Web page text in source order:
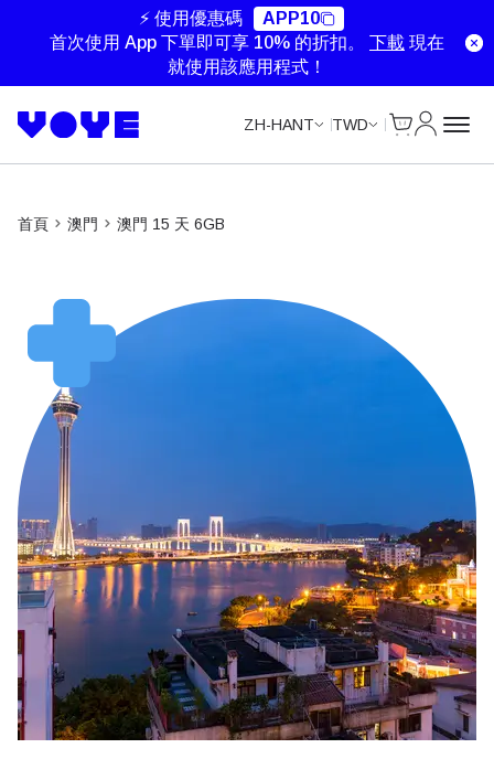
⚡ 使用優惠碼
APP10
首次使用 App 下單即可享 10% 的折扣。 下載 現在
就使用該應用程式！
ZH-HANT TWD
首頁 澳門 澳門 15 天 6GB